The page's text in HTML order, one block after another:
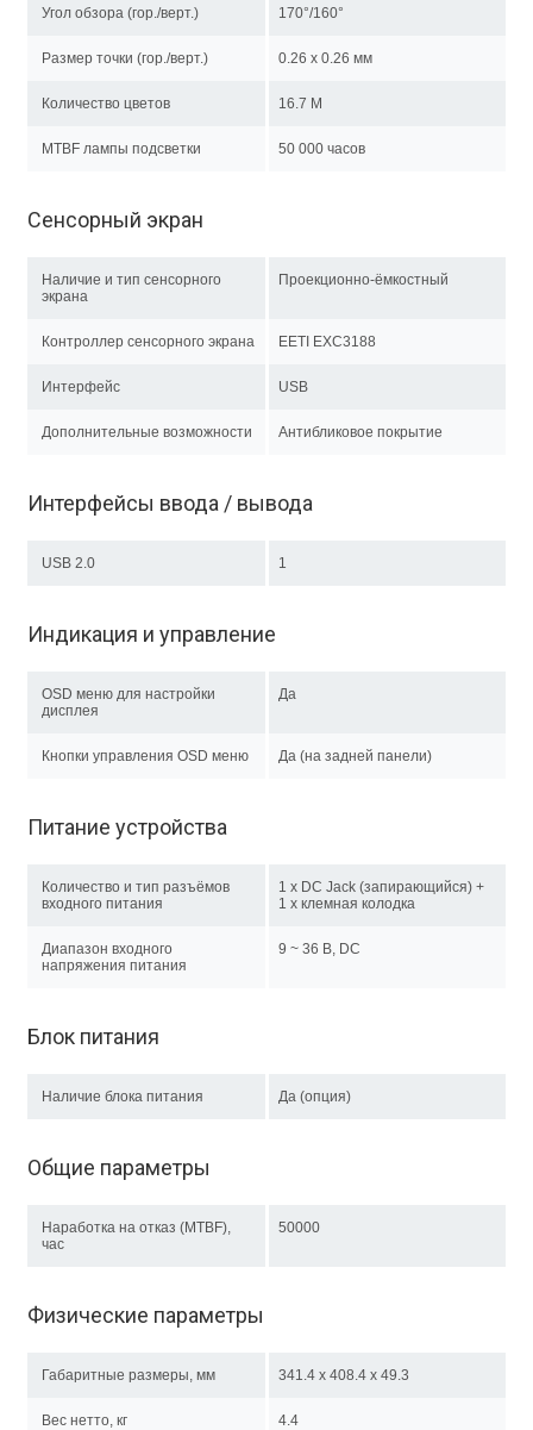
Угол обзора (гор./верт.) 170°/160°
Размер точки (гор./верт.) 0.26 х 0.26 мм
Количество цветов 16.7 M
MTBF лампы подсветки 50 000 часов
Сенсорный экран
Наличие и тип сенсорного
экрана
Проекционно-ёмкостный
Контроллер сенсорного экрана EETI EXC3188
Интерфейс USB
Дополнительные возможности Антибликовое покрытие
Интерфейсы ввода / вывода
USB 2.0 1
Индикация и управление
OSD меню для настройки
дисплея
Да
Кнопки управления OSD меню Да (на задней панели)
Питание устройства
Количество и тип разъёмов
входного питания
1 x DC Jack (запирающийся) +
1 х клемная колодка
Диапазон входного
напряжения питания
9 ~ 36 В, DC
Блок питания
Наличие блока питания Да (опция)
Общие параметры
Наработка на отказ (MTBF),
час
50000
Физические параметры
Габаритные размеры, мм 341.4 x 408.4 x 49.3
Вес нетто, кг 4.4